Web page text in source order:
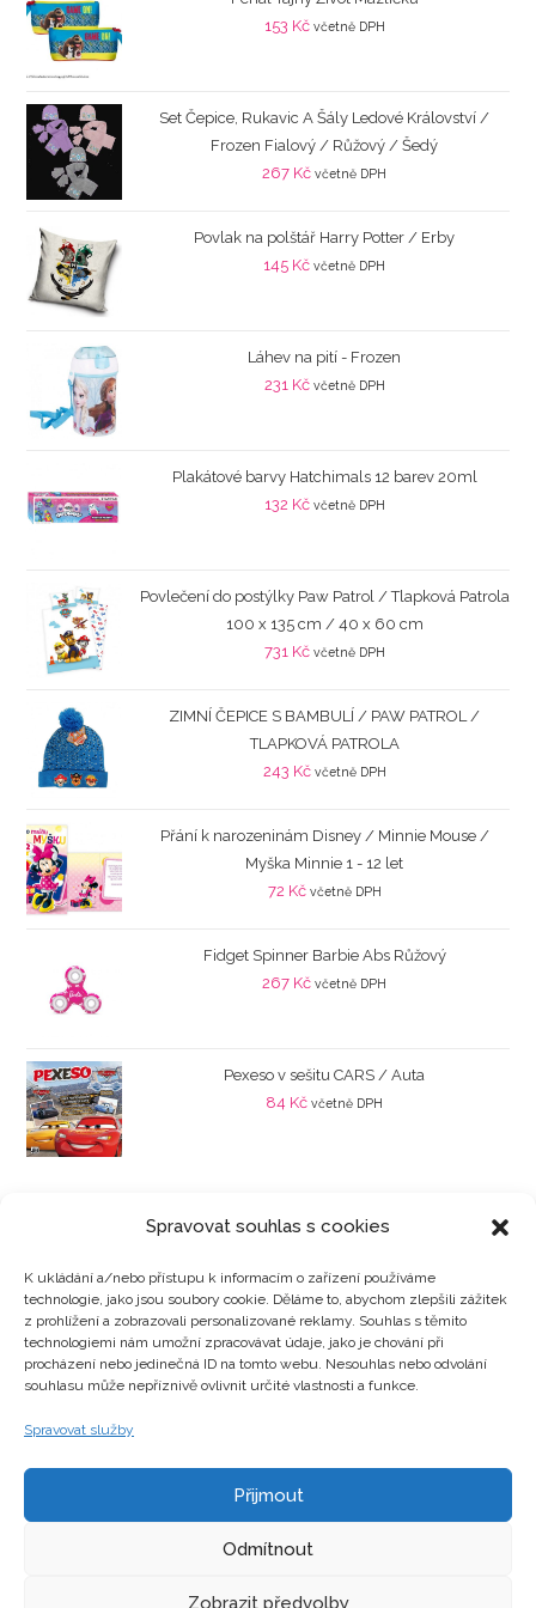
Spravovat souhlas s cookies
K ukládání a/nebo přístupu k informacím o zařízení používáme
technologie, jako jsou soubory cookie. Děláme to, abychom zlepšili zážitek
z prohlížení a zobrazovali personalizované reklamy. Souhlas s těmito
technologiemi nám umožní zpracovávat údaje, jako je chování při
procházení nebo jedinečná ID na tomto webu. Nesouhlas nebo odvolání
souhlasu může nepříznivě ovlivnit určité vlastnosti a funkce.
Spravovat služby
Přijmout
Odmítnout
Zobrazit předvolby
153 Kč včetně DPH
Set Čepice, Rukavic A Šály Ledové Království /
Frozen Fialový / Růžový / Šedý
267 Kč včetně DPH
Povlak na polštář Harry Potter / Erby
145 Kč včetně DPH
Láhev na pití - Frozen
231 Kč včetně DPH
Plakátové barvy Hatchimals 12 barev 20ml
132 Kč včetně DPH
Povlečení do postýlky Paw Patrol / Tlapková Patrola
100 x 135 cm / 40 x 60 cm
731 Kč včetně DPH
ZIMNÍ ČEPICE S BAMBULÍ / PAW PATROL /
TLAPKOVÁ PATROLA
243 Kč včetně DPH
Přání k narozeninám Disney / Minnie Mouse /
Myška Minnie 1 - 12 let
72 Kč včetně DPH
Fidget Spinner Barbie Abs Růžový
267 Kč včetně DPH
Pexeso v sešitu CARS / Auta
84 Kč včetně DPH
Kategorie produktů
Zajímavosti